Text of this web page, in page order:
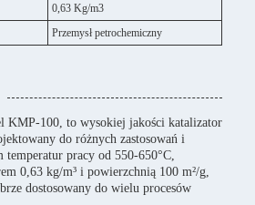
0,63 Kg/m3
Przemysł petrochemiczny
KMP-100, to wysokiej jakości katalizator
do różnych zastosowań i
temperatur pracy od 550-650°C,
0,63 kg/m³ i powierzchnią 100 m²/g,
dostosowany do wielu procesów